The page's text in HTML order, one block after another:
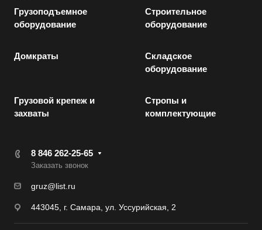
Грузоподъемное
оборудование
Строительное
оборудование
Домкраты
Складское
оборудование
Грузовой крепеж и
захваты
Стропы и
комплектующие
8 846 262-25-65
Заказать звонок
gruz@list.ru
443045, г. Самара, ул. Уссурийская, 2